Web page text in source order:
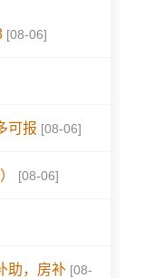
[08-06]
可报 [08-06]
[08-06]
助，房补 [08-